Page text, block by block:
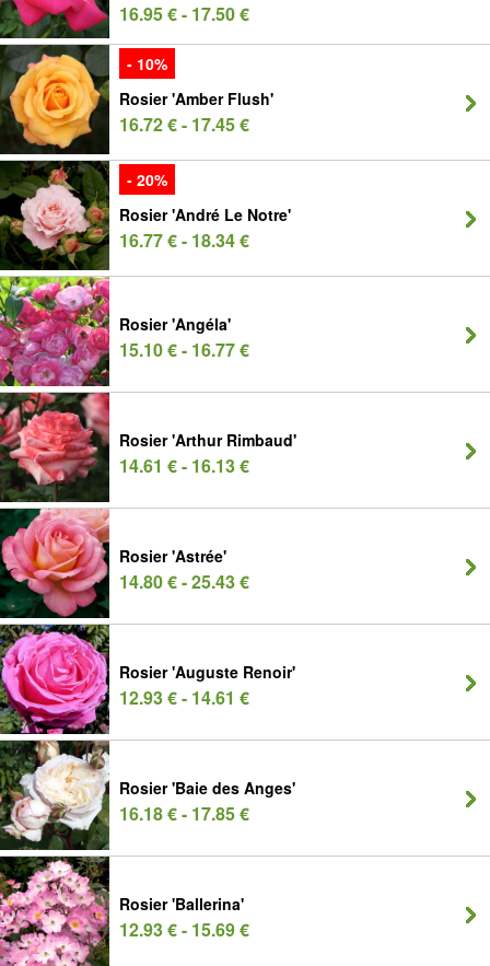
16.95 € - 17.50 €
- 10%
Rosier 'Amber Flush'
16.72 € - 17.45 €
- 20%
Rosier 'André Le Notre'
16.77 € - 18.34 €
Rosier 'Angéla'
15.10 € - 16.77 €
Rosier 'Arthur Rimbaud'
14.61 € - 16.13 €
Rosier 'Astrée'
14.80 € - 25.43 €
Rosier 'Auguste Renoir'
12.93 € - 14.61 €
Rosier 'Baie des Anges'
16.18 € - 17.85 €
Rosier 'Ballerina'
12.93 € - 15.69 €